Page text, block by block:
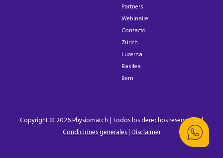
Partners
Webinaire
Contacto
Zúrich
Lucerna
Basilea
Bern
Copyright © 2026 Physiomatch | Todos los derechos reservados |
Condiciones generales| Disclaimer